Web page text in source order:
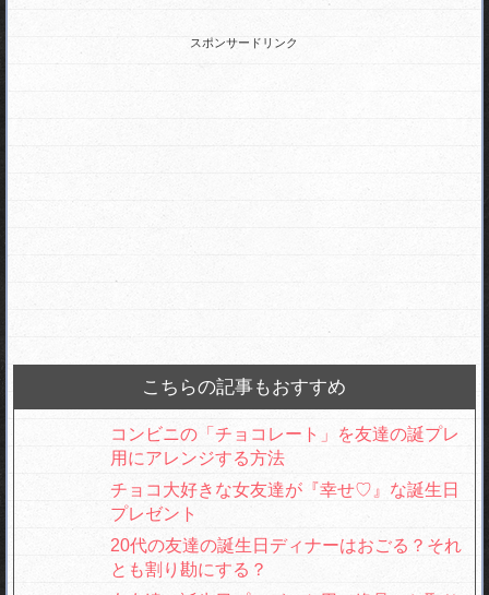
スポンサードリンク
こちらの記事もおすすめ
コンビニの「チョコレート」を友達の誕プレ
用にアレンジする方法
チョコ大好きな女友達が『幸せ♡』な誕生日
プレゼント
20代の友達の誕生日ディナーはおごる？それ
とも割り勘にする？